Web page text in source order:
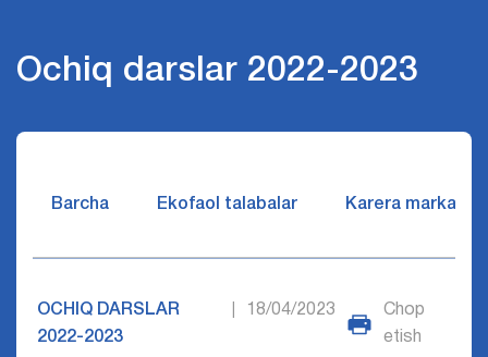
Ochiq darslar 2022-2023
Barcha Ekofaol talabalar Karera markazi
OCHIQ DARSLAR
2022-2023
18/04/2023
Chop
etish